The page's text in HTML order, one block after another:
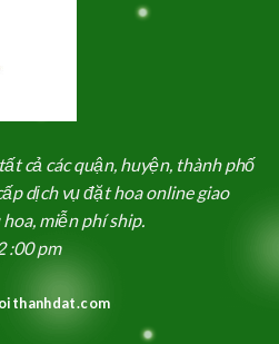
cả các quận, huyện, thành phố
dịch vụ đặt hoa online giao
miễn phí ship.
:00 pm